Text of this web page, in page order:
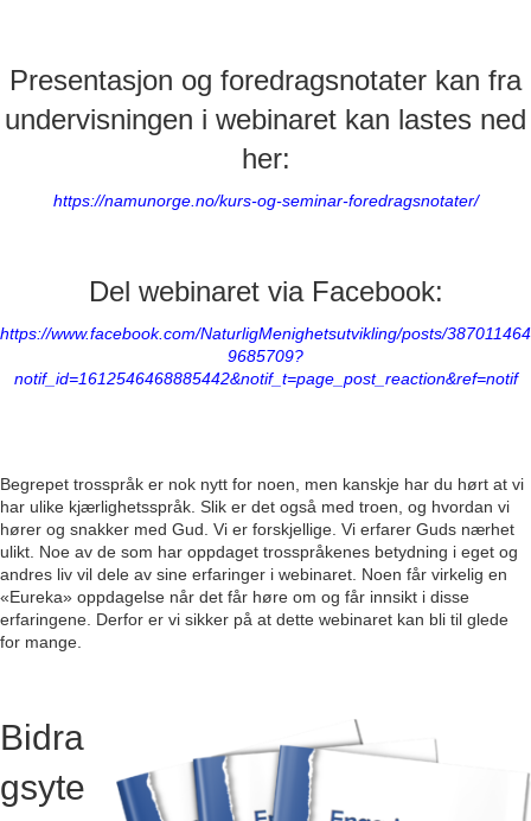
Presentasjon og foredragsnotater kan fra
undervisningen i webinaret kan lastes ned
her:
https://namunorge.no/kurs-og-seminar-foredragsnotater/
Del webinaret via Facebook:
https://www.facebook.com/NaturligMenighetsutvikling/posts/387011464
9685709?
notif_id=1612546468885442&notif_t=page_post_reaction&ref=notif
Begrepet trosspråk er nok nytt for noen, men kanskje har du hørt at vi
har ulike kjærlighetsspråk. Slik er det også med troen, og hvordan vi
hører og snakker med Gud. Vi er forskjellige. Vi erfarer Guds nærhet
ulikt. Noe av de som har oppdaget trosspråkenes betydning i eget og
andres liv vil dele av sine erfaringer i webinaret. Noen får virkelig en
«Eureka» oppdagelse når det får høre om og får innsikt i disse
erfaringene. Derfor er vi sikker på at dette webinaret kan bli til glede
for mange.
Bidra
gsyte